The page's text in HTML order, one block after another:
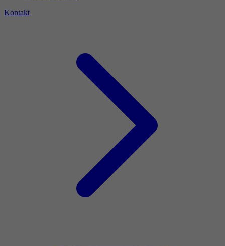
Kontakt